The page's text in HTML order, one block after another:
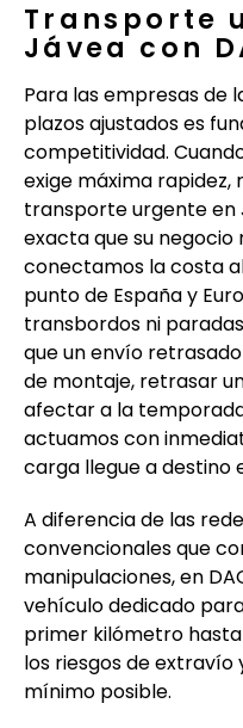
Transporte
Jávea con
Para las empresas de
plazos ajustados es
competitividad.
exige máxima rapidez,
transporte urgente en
exacta que su negocio
conectamos la costa
punto de España y
transbordos ni
que un envío
de montaje, retrasar
afectar a la
actuamos con
carga llegue a destino
A diferencia de las
convencionales que
manipulaciones, en
vehículo dedicado
primer kilómetro
los riesgos de
mínimo posible.